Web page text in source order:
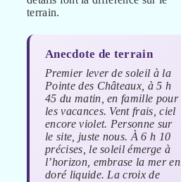
terrain.
Anecdote de terrain
Premier lever de soleil à la
Pointe des Châteaux, à 5 h
45 du matin, en famille pour
les vacances. Vent frais, ciel
encore violet. Personne sur
le site, juste nous. À 6 h 10
précises, le soleil émerge à
l’horizon, embrase la mer en
doré liquide. La croix de